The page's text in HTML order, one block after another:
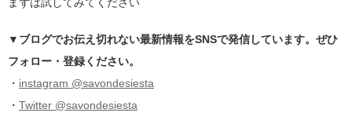
▼ブログでお伝え切れない最新情報をSNSで発信しています。ぜひ
フォロー・登録ください。
・ instagram @savondesiesta
・ Twitter @savondesiesta